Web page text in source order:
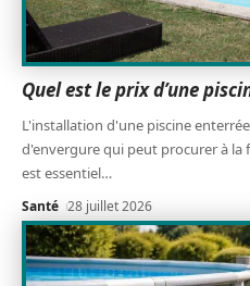
Quel est le prix d’une
L'installation d'une piscine
d'envergure qui peut procurer à la
est essentiel…
Santé 28 juillet 2026